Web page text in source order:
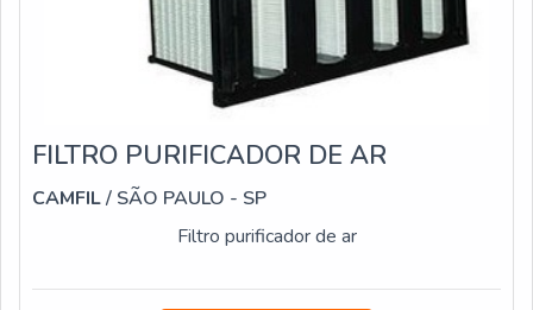
FILTRO PURIFICADOR DE AR
CAMFIL/ SÃO PAULO - SP
Filtro purificador de ar